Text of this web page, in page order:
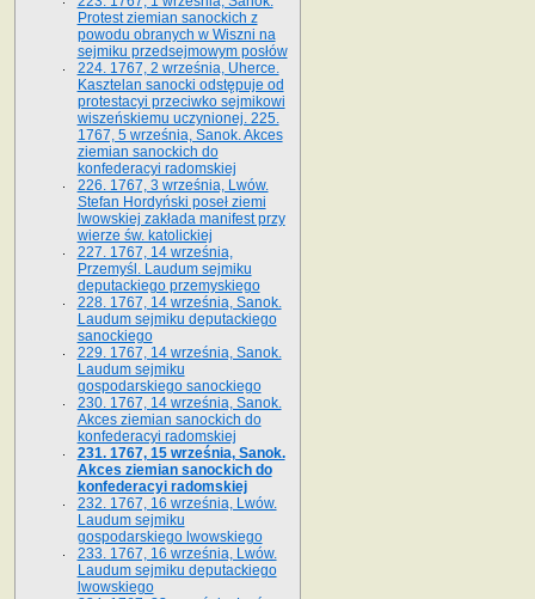
Protest ziemian sanockich z
powodu obranych w Wiszni na
sejmiku przedsejmo­wym posłów
224. 1767, 2 września, Uherce.
Kasztelan sanocki odstępuje od
protestacyi przeciwko sejmikowi
wiszeńskiemu uczynionej. 225.
1767, 5 września, Sanok. Akces
ziemian sanockich do
konfederacyi radomskiej
226. 1767, 3 września, Lwów.
Stefan Hordyński poseł ziemi
lwowskiej zakłada manifest przy
wierze św. ka­tolickiej
227. 1767, 14 września,
Przemyśl. Laudum sejmiku
deputackiego przemyskiego
228. 1767, 14 września, Sanok.
Laudum sejmiku deputackiego
sanockiego
229. 1767, 14 września, Sanok.
Laudum sejmiku
gospodarskiego sanockiego
230. 1767, 14 września, Sanok.
Akces ziemian sanockich do
konfederacyi radomskiej
231. 1767, 15 września, Sanok.
Akces ziemian sanockich do
konfederacyi radomskiej
232. 1767, 16 września, Lwów.
Laudum sejmiku
gospodarskiego lwowskiego
233. 1767, 16 września, Lwów.
Laudum sejmiku deputackiego
lwowskiego